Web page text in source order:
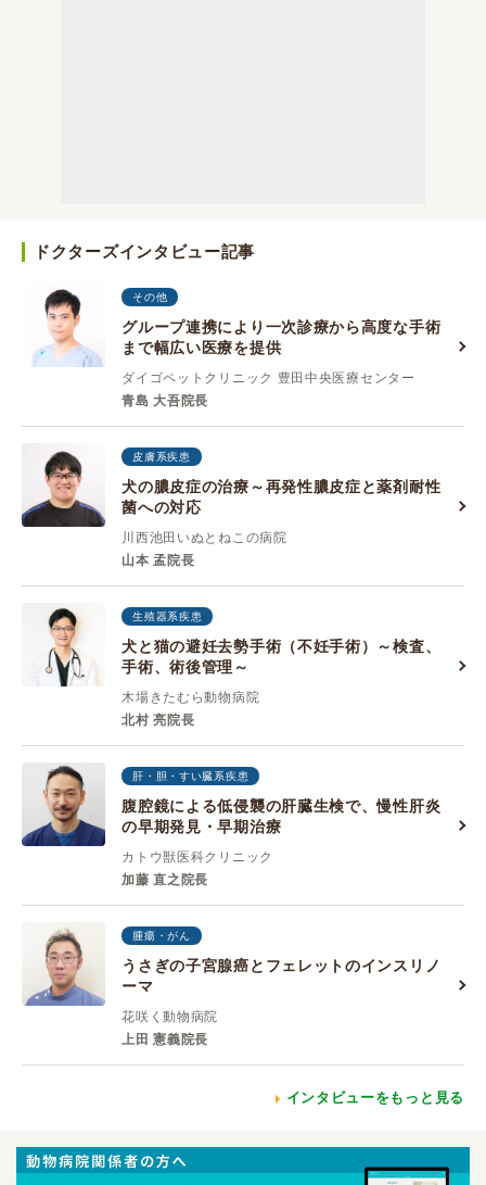
ドクターズインタビュー記事
その他
グループ連携により一次診療から高度な手術
まで幅広い医療を提供
ダイゴペットクリニック 豊田中央医療センター
青島 大吾院長
皮膚系疾患
犬の膿皮症の治療～再発性膿皮症と薬剤耐性
菌への対応
川西池田いぬとねこの病院
山本 孟院長
生殖器系疾患
犬と猫の避妊去勢手術（不妊手術）～検査、
手術、術後管理～
木場きたむら動物病院
北村 亮院長
肝・胆・すい臓系疾患
腹腔鏡による低侵襲の肝臓生検で、慢性肝炎
の早期発見・早期治療
カトウ獣医科クリニック
加藤 直之院長
腫瘍・がん
うさぎの子宮腺癌とフェレットのインスリノ
ーマ
花咲く動物病院
上田 憲義院長
インタビューをもっと見る